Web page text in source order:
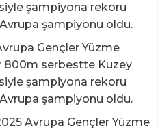
şampiyona rekoru
şampiyonu oldu.
Gençler Yüzme
800m serbestte Kuzey
şampiyona rekoru
şampiyonu oldu.
Avrupa Gençler Yüzme